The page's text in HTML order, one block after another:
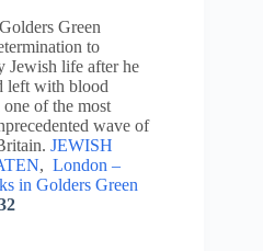
Green
to
Jewish life after he
left with blood
of the most
wave of
JEWISH
, London –
in Golders Green